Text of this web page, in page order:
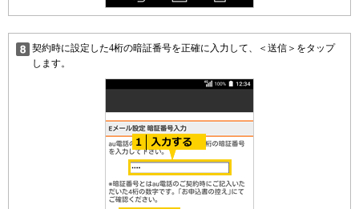
契約時に設定した4桁の暗証番号を正確に入力して、＜送信＞をタップ
します。